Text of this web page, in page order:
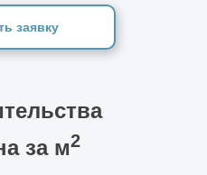
заявку
за м2